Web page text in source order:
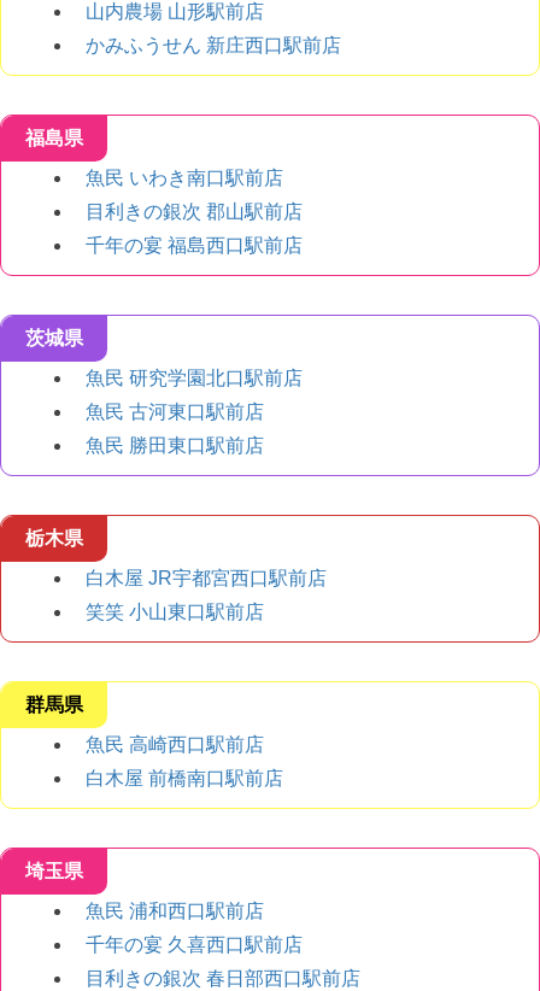
山内農場 山形駅前店
かみふうせん 新庄西口駅前店
福島県
魚民 いわき南口駅前店
目利きの銀次 郡山駅前店
千年の宴 福島西口駅前店
茨城県
魚民 研究学園北口駅前店
魚民 古河東口駅前店
魚民 勝田東口駅前店
栃木県
白木屋 JR宇都宮西口駅前店
笑笑 小山東口駅前店
群馬県
魚民 高崎西口駅前店
白木屋 前橋南口駅前店
埼玉県
魚民 浦和西口駅前店
千年の宴 久喜西口駅前店
目利きの銀次 春日部西口駅前店